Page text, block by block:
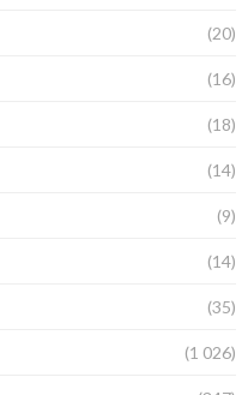
(20)
(16)
(18)
(14)
(9)
(14)
(35)
(1 026)